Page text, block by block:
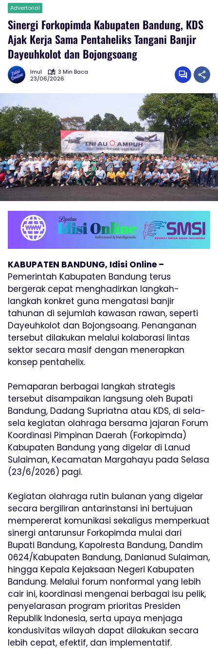
Advertorial
Sinergi Forkopimda Kabupaten Bandung, KDS
Ajak Kerja Sama Pentaheliks Tangani Banjir
Dayeuhkolot dan Bojongsoang
Imul
3 Min Baca
23/06/2026
KABUPATEN BANDUNG, Idisi Online –
Pemerintah Kabupaten Bandung terus
bergerak cepat menghadirkan langkah-
langkah konkret guna mengatasi banjir
tahunan di sejumlah kawasan rawan, seperti
Dayeuhkolot dan Bojongsoang. Penanganan
tersebut dilakukan melalui kolaborasi lintas
sektor secara masif dengan menerapkan
konsep pentahelix.
Pemaparan berbagai langkah strategis
tersebut disampaikan langsung oleh Bupati
Bandung, Dadang Supriatna atau KDS, di sela-
sela kegiatan olahraga bersama jajaran Forum
Koordinasi Pimpinan Daerah (Forkopimda)
Kabupaten Bandung yang digelar di Lanud
Sulaiman, Kecamatan Margahayu pada Selasa
(23/6/2026) pagi.
Kegiatan olahraga rutin bulanan yang digelar
secara bergiliran antarinstansi ini bertujuan
mempererat komunikasi sekaligus memperkuat
sinergi antarunsur Forkopimda mulai dari
Bupati Bandung, Kapolresta Bandung, Dandim
0624/Kabupaten Bandung, Danlanud Sulaiman,
hingga Kepala Kejaksaan Negeri Kabupaten
Bandung. Melalui forum nonformal yang lebih
cair ini, koordinasi mengenai berbagai isu pelik,
penyelarasan program prioritas Presiden
Republik Indonesia, serta upaya menjaga
kondusivitas wilayah dapat dilakukan secara
lebih cepat, efektif, dan implementatif.